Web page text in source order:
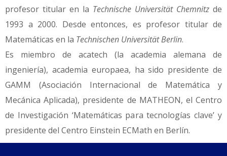
profesor titular en la Technische Universität Chemnitz de
1993 a 2000. Desde entonces, es profesor titular de
Matemáticas en la Technischen UniversitätBerlin.
Es miembro de acatech (la academia alemana de
ingeniería), academia europaea, ha sido presidente de
GAMM (Asociación Internacional de Matemática y
Mecánica Aplicada), presidente de MATHEON, el Centro
de Investigación ‘Matemáticas para tecnologías clave’ y
presidente del Centro Einstein ECMath en Berlín.